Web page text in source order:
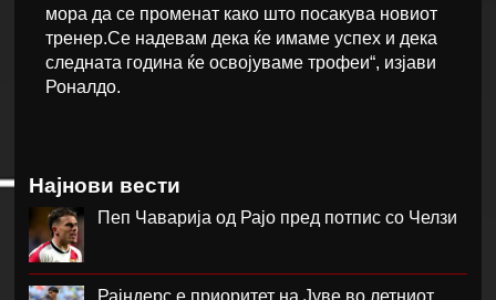
мора да се променат како што посакува новиот
тренер.Се надевам дека ќе имаме успех и дека
следната година ќе освојуваме трофеи“, изјави
Роналдо.
Најнови вести
Пеп Чаварија од Рајо пред потпис со Челзи
Рајндерс е приоритет на Јуве во летниот